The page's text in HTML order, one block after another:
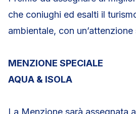
che coniughi ed esalti il
ambientale, con
MENZIONE SPECIALE
AQUA & ISOLA
La Menzione sarà assegnata